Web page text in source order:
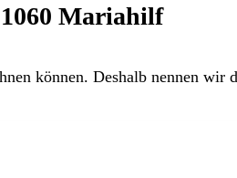
1060 Mariahilf
können. Deshalb nennen